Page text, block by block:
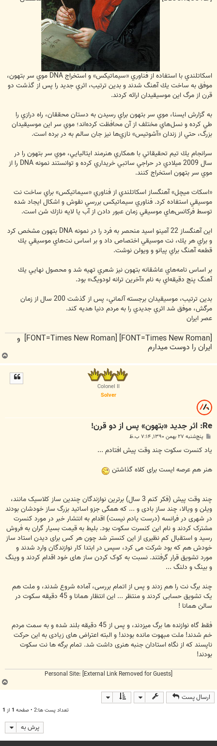
اسكاتلندي با استفاده از فناوري «سيماتيكس» و استخراج DNA موي سر بتهون،
موفق به ساخت يك آهنگ شدند و بدين ترتيب، اثري جديد را پس از گذشت دو
قرن از مرگ اين موسيقيدان ارائه كردند.
به گزارش ايسنا، موي سر بتهون براي رسيدن به دستان محققان، راه درازي را
طي كرده و نسل‌هاي مختلف از آن محافظت كرده‌اند؛ موي سر اين موسيقيدان
بزرگ، حتي از زندان «آشوتيس» نازي‌ها نيز جان سالم به در برده است.
سرانجام يك تيم تحقيقاتي با همكاري هنرمند ايتاليايي، موي سر بتهون را در
سال 2009 ميلادي در حراجي ساتبي خريداري كرده و توانستند نمونه DNA را از
موي سر بتهون استخراج كنند.
«اسكات ميچل» آهنگساز اسكاتلندي از فناوري «سيماتيكس» براي ساخت نت
موسيقي استفاده كرد. فناوري سيماتيكس بررسي نقوش و اشكال ايجاد شده
توسط فركانس‌هاي موسيقي زمان عبور دادن از آب يا لايه نازك شن است.
اين آهنگساز 22 آمينو اسيد منحصر به فرد را در نمونه DNA بتهون مشخص كرد
و براي هر يك، نت موسيقي اختصاص داد و بر اساس نت‌هاي موسيقي يك
قطعه آهنگ براي پيانو و ويولن نوشت.
بر اساس نامه‌هاي عاشقانه بتهون نيز شعري تهيه شد و محصول نهايي يك
آهنگ پنج دقيقه‌اي به نام «آخرين ترانه لودويگ» بود.
بدين ترتيب، موسيقيدان برجسته آلماني، پس از گذشت 200 سال از زمان
مرگش، موفق شد اثري جديدي را به مردم دنيا هديه كند.
عصر ایران
[FONT=Times New Roman] [FONT=Times New Roman] و
ایران را دوست میدارم
Colonel II
Solver
Re: اثر جديد «بتهون» پس از دو قرن!
س
ت
پنج‌شنبه ۲۷ بهمن ۱۳۹۰, ۷:۱۴ ب.ظ
یاد کنسرت سکوت چند وقت پیش افتادم ...
هنر هم عرصه ایست برای کلاه گذاشتن
چند وقت پیش (فکر کنم 3 سال) برترین نوازندگان چندین ساز کلاسیک مانند،
ویلن و ویالا، چند ساز بادی و ... که همگی جزو اساتید بزرگ ساز خودشان بودند
در شهری در فرانسه (درست یادم نیست) اقدام به انتشار خبر در مورد کنسرت
مشترک کردند و نام این کنسرت سکوت بود. بلیط به قیمت بسیار گران به فروش
رسید و استقبال کم نظیری از این کنستر شد چون هر کس برای دیدن استاد ساز
خودش هم که بود شرکت می کرد، سپس در ابتدا کار نوازندگان وارد شدند و
مورد تشویق قرار گرفتند. نسبت به کوک کردن ساز های خود اقدام کردند و وینگ
و بینگ و دلنگ ...
چند برگ نت را هم زدند و پس از اتمام بررسی، آماده شروع شدند، و ملت هم
یک تشویق حسابی کردند و منتظر ... این انتظار همانا و 45 دقیقه سکوت در
سالن همانا !
فقط گاه نوازنده ها برگ میزدند، و پس از 45 دقیقه بلند شده و به سمت مردم
خم شدند! ملت مبهوت مانده بودند! و البته اعتراض های زیادی به این حرکت
ناپسند که از نگاه استادان جنبه هنری داشت شد. تمام برگه ها نت سکوت
بودند!
Personal Site: [External Link Removed for Guests]
ارسال پست
تعداد پست ها:2 • صفحه 1 از 1
پرش به